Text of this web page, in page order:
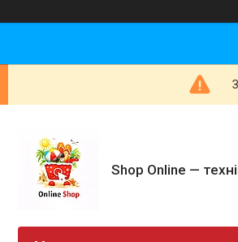
Shop Online —